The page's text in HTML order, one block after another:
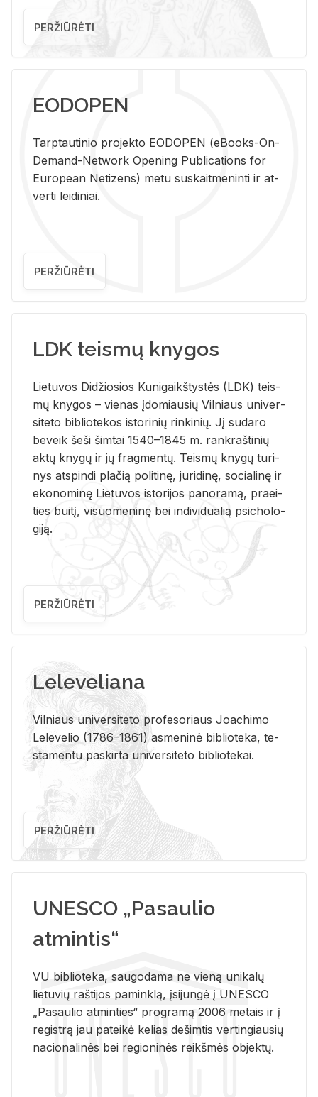
PERŽIŪRĖTI
EODOPEN
Tarp­tau­ti­nio pro­jek­to EO­DO­PEN (eBo­oks-On-
De­mand-Ne­twork Ope­ning Pub­li­ca­tions for
Eu­ro­pe­an Ne­ti­zens) metu su­skait­me­nin­ti ir at­
ver­ti lei­di­niai.
PERŽIŪRĖTI
LDK teismų knygos
Lie­tu­vos Di­džio­sios Ku­ni­gaikš­tys­tės (LDK) teis­
mų kny­gos – vie­nas įdo­miau­sių Vil­niaus uni­ver­
si­te­to bi­b­lio­te­kos is­to­ri­nių rin­ki­nių. Jį su­da­ro
be­veik šeši šim­tai 1540–1845 m. rank­raš­ti­nių
aktų kny­gų ir jų frag­men­tų. Teis­mų kny­gų tu­ri­
nys at­spin­di pla­čią po­li­ti­nę, ju­ri­di­nę, so­cia­li­nę ir
eko­no­mi­nę Lie­tu­vos is­to­ri­jos pa­no­ra­mą, pra­ei­
ties bui­tį, vi­suo­me­ni­nę bei in­di­vi­dua­lią psi­cho­lo­
gi­ją.
PERŽIŪRĖTI
Leleveliana
Vil­niaus uni­ver­si­te­to pro­fe­so­riaus Jo­a­chi­mo
Le­le­ve­lio (1786–1861) as­me­ni­nė bi­b­lio­te­ka, te­
sta­men­tu pa­skir­ta uni­ver­si­te­to bi­b­lio­te­kai.
PERŽIŪRĖTI
UNESCO „Pasaulio
atmintis“
VU biblioteka, saugodama ne vieną unikalų
lietuvių raštijos paminklą, įsijungė į UNESCO
„Pasaulio atminties“ programą 2006 metais ir į
registrą jau pateikė kelias dešimtis vertingiausių
nacionalinės bei regioninės reikšmės objektų.